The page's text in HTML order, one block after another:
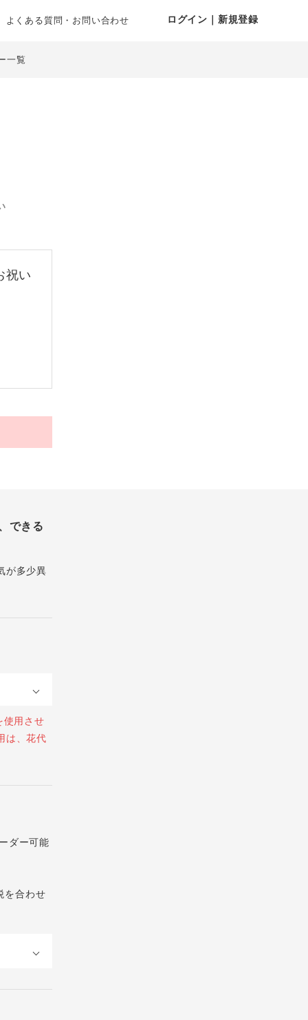
よくある質問・お問い合わせ ログイン｜新規登録
一覧
祝い
できる
が多少異
使用させ
は、花代
ダー可能
を合わせ